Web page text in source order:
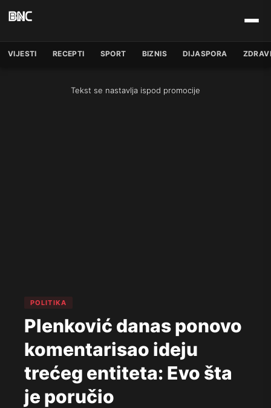
VIJESTI RECEPTI SPORT BIZNIS DIJASPORA
Tekst se nastavlja ispod promocije
POLITIKA
Plenković danas ponovo
komentarisao ideju
trećeg entiteta: Evo šta
je poručio